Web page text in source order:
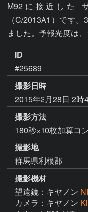
M92に接近した
（C/2013A1）です
ました。予報光度は、
ID
#25689
撮影日時
2015年3月28日 2時
撮影方法
180秒×10枚加算コ
撮影地
群馬県利根郡
撮影機材
望遠鏡：キヤノン
カメラ：キヤノン